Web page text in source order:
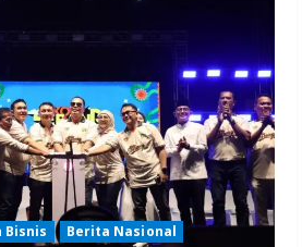
Bisnis
Berita Nasional